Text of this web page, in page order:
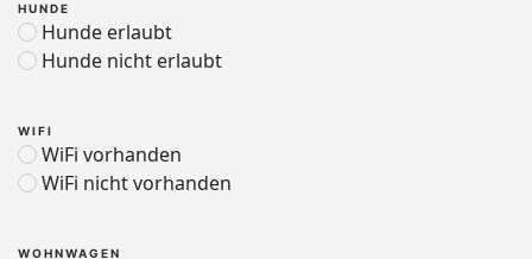
HUNDE
Hunde erlaubt
Hunde nicht erlaubt
WIFI
WiFi vorhanden
WiFi nicht vorhanden
WOHNWAGEN